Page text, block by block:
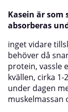
Kasein är
absorberas
inget vidare
behöver då
protein, vassle
kvällen, cirka
under dagen
muskelmassan